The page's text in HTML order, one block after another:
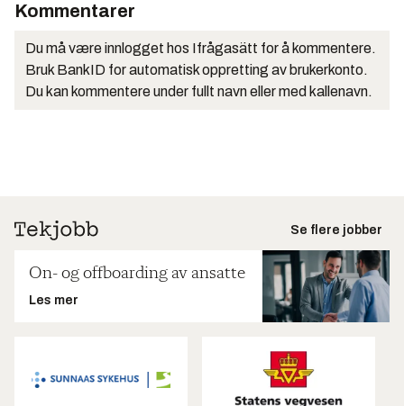
Kommentarer
Du må være innlogget hos Ifrågasätt for å kommentere.
Bruk BankID for automatisk oppretting av brukerkonto.
Du kan kommentere under fullt navn eller med kallenavn.
Se flere jobber
On- og offboarding av ansatte
Les mer